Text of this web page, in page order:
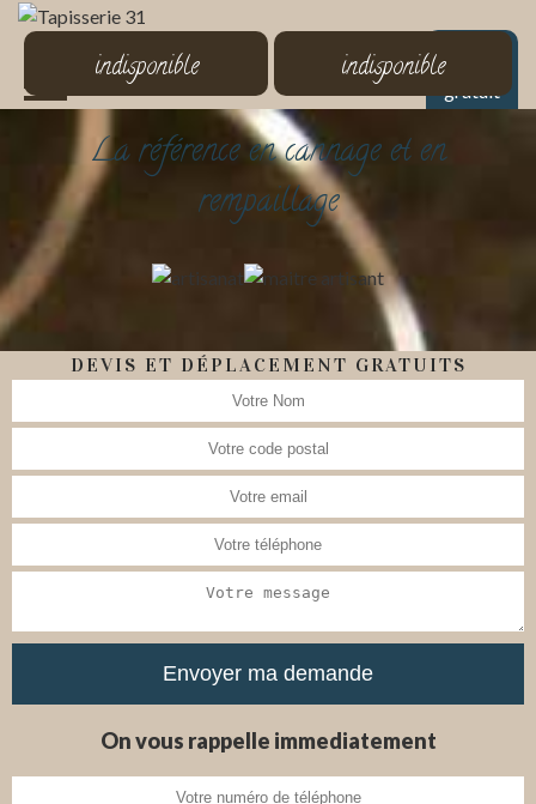
Devis
gratuit
indisponible indisponible
La référence en cannage et en
rempaillage
DEVIS ET DÉPLACEMENT GRATUITS
On vous rappelle immediatement